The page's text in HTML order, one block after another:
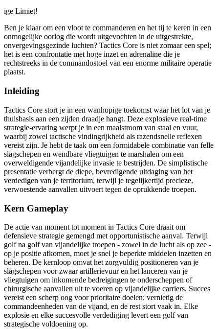
ige Limiet!
Ben je klaar om een vloot te commanderen en het tij te keren in een
onmogelijke oorlog die wordt uitgevochten in de uitgestrekte,
onvergevingsgezinde luchten? Tactics Core is niet zomaar een spel;
het is een confrontatie met hoge inzet en adrenaline die je
rechtstreeks in de commandostoel van een enorme militaire operatie
plaatst.
Inleiding
Tactics Core stort je in een wanhopige toekomst waar het lot van je
thuisbasis aan een zijden draadje hangt. Deze explosieve real-time
strategie-ervaring werpt je in een maalstroom van staal en vuur,
waarbij zowel tactische vindingrijkheid als razendsnelle reflexen
vereist zijn. Je hebt de taak om een formidabele combinatie van felle
slagschepen en wendbare vliegtuigen te marshalen om een
overweldigende vijandelijke invasie te bestrijden. De simplistische
presentatie verbergt de diepe, bevredigende uitdaging van het
verdedigen van je territorium, terwijl je tegelijkertijd precieze,
verwoestende aanvallen uitvoert tegen de oprukkende troepen.
Kern Gameplay
De actie van moment tot moment in Tactics Core draait om
defensieve strategie gemengd met opportunistische aanval. Terwijl
golf na golf van vijandelijke troepen - zowel in de lucht als op zee -
op je positie afkomen, moet je snel je beperkte middelen inzetten en
beheren. De kernloop omvat het zorgvuldig positioneren van je
slagschepen voor zwaar artillerievuur en het lanceren van je
vliegtuigen om inkomende bedreigingen te onderscheppen of
chirurgische aanvallen uit te voeren op vijandelijke carriers. Succes
vereist een scherp oog voor prioritaire doelen; vernietig de
commandeenheden van de vijand, en de rest stort vaak in. Elke
explosie en elke succesvolle verdediging levert een golf van
strategische voldoening op.